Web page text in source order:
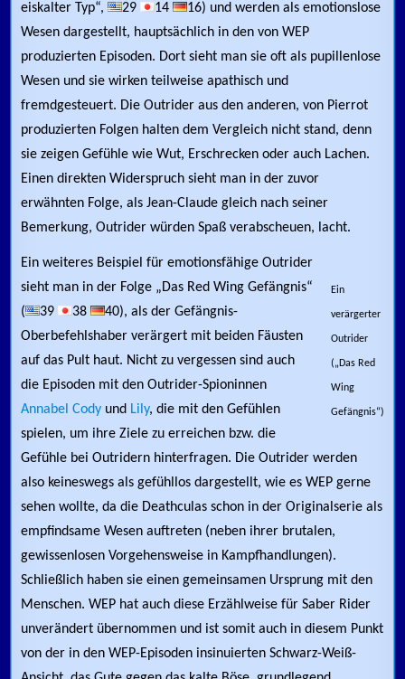
eiskalter Typ“,
29 14
16) und werden als emotionslose
Wesen dargestellt, hauptsächlich in den von WEP
produzierten Episoden. Dort sieht man sie oft als pupillenlose
Wesen und sie wirken teilweise apathisch und
fremdgesteuert. Die Outrider aus den anderen, von Pierrot
produzierten Folgen halten dem Vergleich nicht stand, denn
sie zeigen Gefühle wie Wut, Erschrecken oder auch Lachen.
Einen direkten Widerspruch sieht man in der zuvor
erwähnten Folge, als Jean-Claude gleich nach seiner
Bemerkung, Outrider würden Spaß verabscheuen, lacht.
Ein
verärgerter
Outrider
(„Das Red
Wing
Gefängnis“)
Ein weiteres Beispiel für emotionsfähige Outrider
sieht man in der Folge „Das Red Wing Gefängnis“
(
39 38
40), als der Gefängnis-
Oberbefehlshaber verärgert mit beiden Fäusten
auf das Pult haut. Nicht zu vergessen sind auch
die Episoden mit den Outrider-Spioninnen
Annabel Cody und Lily, die mit den Gefühlen
spielen, um ihre Ziele zu erreichen bzw. die
Gefühle bei Outridern hinterfragen. Die Outrider werden
also keineswegs als gefühllos dargestellt, wie es WEP gerne
sehen wollte, da die Deathculas schon in der Originalserie als
empfindsame Wesen auftreten (neben ihrer brutalen,
gewissenlosen Vorgehensweise in Kampfhandlungen).
Schließlich haben sie einen gemeinsamen Ursprung mit den
Menschen. WEP hat auch diese Erzählweise für Saber Rider
unverändert übernommen und ist somit auch in diesem Punkt
von der in den WEP-Episoden insinuierten Schwarz-Weiß-